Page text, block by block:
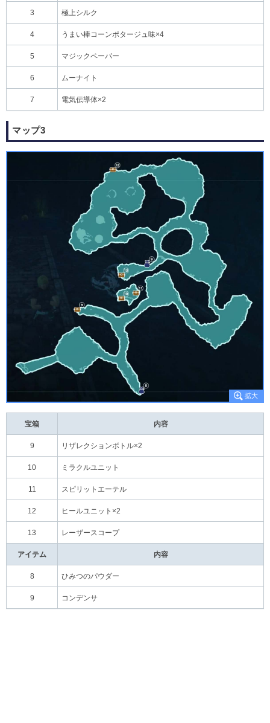
3 極上シルク
4 うまい棒コーンポタージュ味×4
5 マジックペーパー
6 ムーナイト
7 電気伝導体×2
マップ3
宝箱 内容
9 リザレクションボトル×2
10 ミラクルユニット
11 スピリットエーテル
12 ヒールユニット×2
13 レーザースコープ
アイテム 内容
8 ひみつのパウダー
9 コンデンサ